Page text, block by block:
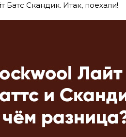
Батс Скандик. Итак, поехали!